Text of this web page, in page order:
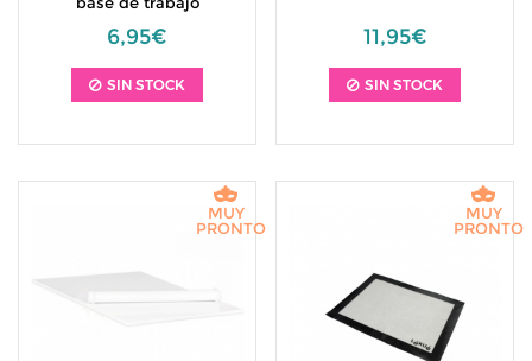
6,95€
SIN STOCK
11,95€
SIN STOCK
MUY
PRONTO
MUY
PRONTO